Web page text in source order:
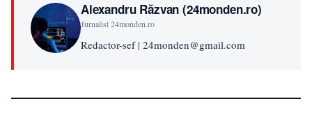
Alexandru Răzvan (24monden.ro)
Jurnalist 24monden.ro
Redactor-sef | 24monden@gmail.com